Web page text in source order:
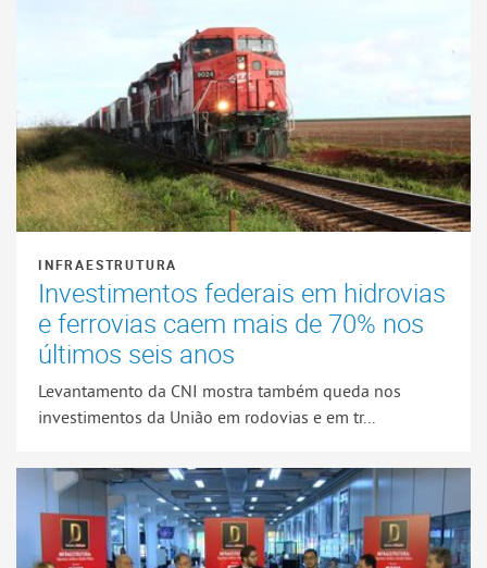
INFRAESTRUTURA
Investimentos federais em hidrovias
e ferrovias caem mais de 70% nos
últimos seis anos
Levantamento da CNI mostra também queda nos
investimentos da União em rodovias e em tr...